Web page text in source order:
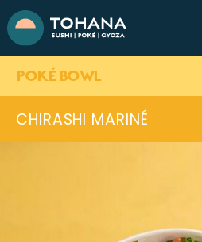
POKÉ BOWL
CHIRASHI MARINÉ